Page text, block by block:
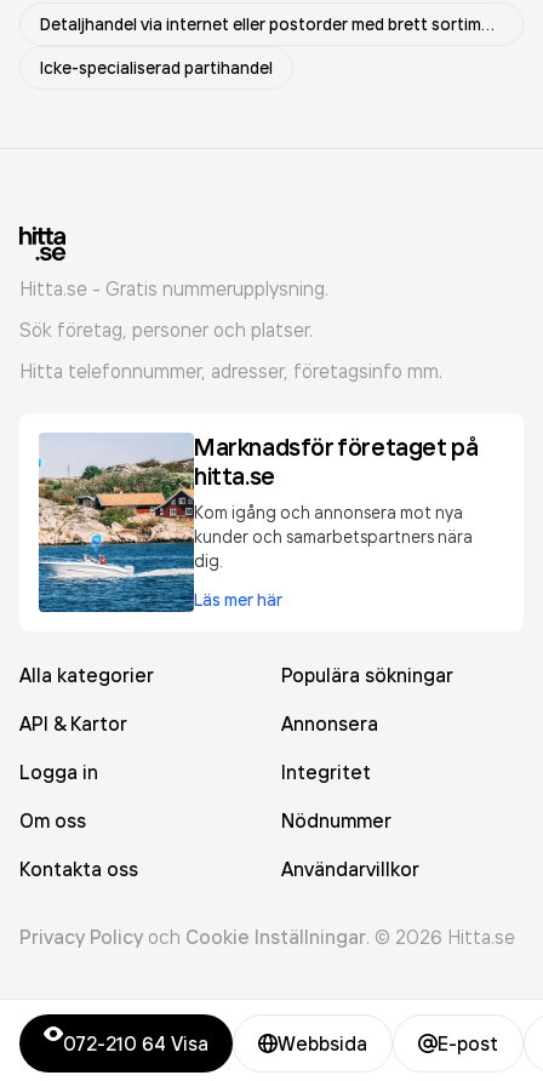
072-210 64 Visa Webbsida E-post
Detaljhandel via internet eller postorder med brett sortiment
Icke-specialiserad partihandel
Hitta.se - Gratis nummerupplysning.
Sök företag, personer och platser.
Hitta telefonnummer, adresser, företagsinfo mm.
Marknadsför företaget på
hitta.se
Kom igång och annonsera mot nya
kunder och samarbetspartners nära
dig.
Läs mer här
Alla kategorier
Populära sökningar
API & Kartor
Annonsera
Logga in
Integritet
Om oss
Nödnummer
Kontakta oss
Användarvillkor
Privacy Policy och Cookie Inställningar. © 2026 Hitta.se